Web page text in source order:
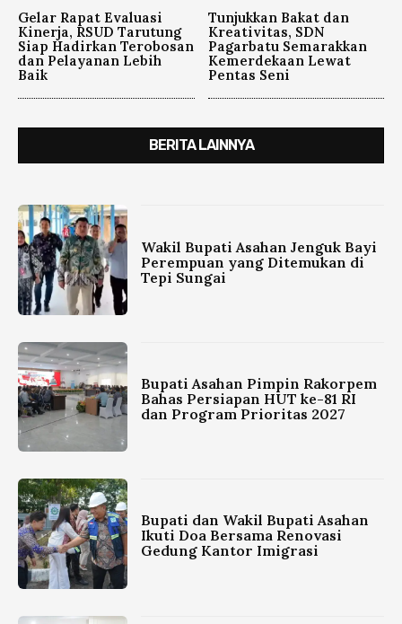
Gelar Rapat Evaluasi
Kinerja, RSUD Tarutung
Siap Hadirkan Terobosan
dan Pelayanan Lebih
Baik
Tunjukkan Bakat dan
Kreativitas, SDN
Pagarbatu Semarakkan
Kemerdekaan Lewat
Pentas Seni
BERITA LAINNYA
Wakil Bupati Asahan Jenguk Bayi
Perempuan yang Ditemukan di
Tepi Sungai
Bupati Asahan Pimpin Rakorpem
Bahas Persiapan HUT ke-81 RI
dan Program Prioritas 2027
Bupati dan Wakil Bupati Asahan
Ikuti Doa Bersama Renovasi
Gedung Kantor Imigrasi